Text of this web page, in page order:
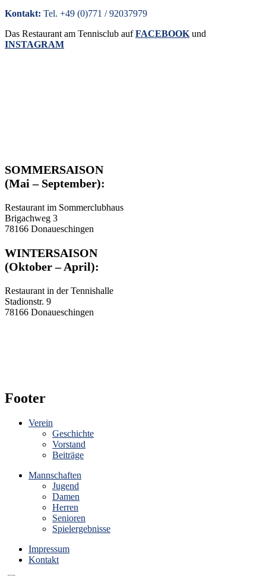
Kontakt: Tel. +49 (0)771 / 92037979
Das Restaurant am Tennisclub aufFACEBOOK und
INSTAGRAM
SOMMERSAISON
(Mai – September):
Restaurant im Sommerclubhaus
Brigachweg 3
78166 Donaueschingen
WINTERSAISON
(Oktober – April):
Restaurant in der Tennishalle
Stadionstr. 9
78166 Donaueschingen
Footer
Verein
Geschichte
Vorstand
Beiträge
Mannschaften
Jugend
Damen
Herren
Senioren
Spielergebnisse
Impressum
Kontakt